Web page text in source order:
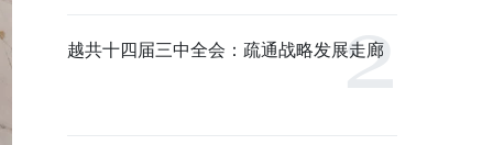
越共十四届三中全会：疏通战略发展走廊